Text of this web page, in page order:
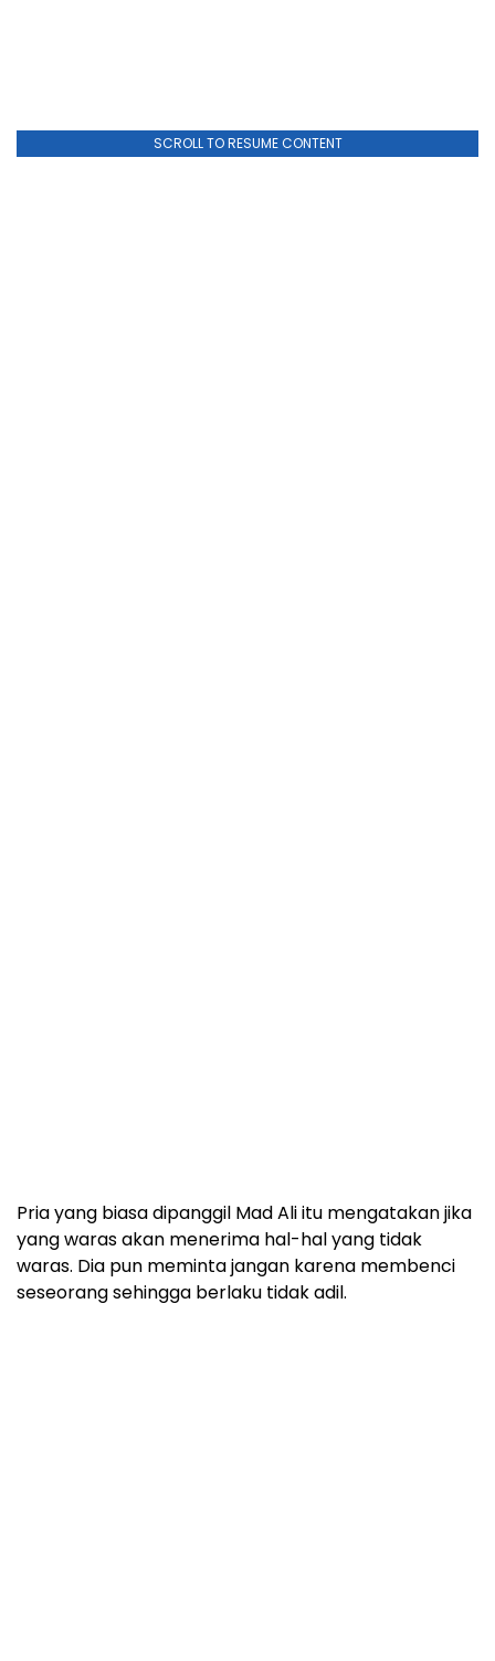
SCROLL TO RESUME CONTENT
Pria yang biasa dipanggil Mad Ali itu mengatakan jika
yang waras akan menerima hal-hal yang tidak
waras. Dia pun meminta jangan karena membenci
seseorang sehingga berlaku tidak adil.